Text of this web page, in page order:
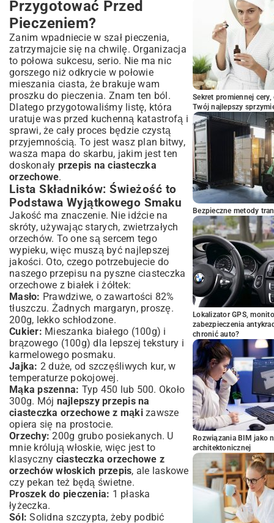
Orzechy w Diecie: Dlaczego Warto Jeść
Ciasteczka Orzechowe?
Podsumowanie: Delektuj Się Domowymi
Ciasteczkami Orzechowymi!
Przygotować Przed
Pieczeniem?
Zanim wpadniecie w szał pieczenia,
zatrzymajcie się na chwilę. Organizacja
to połowa sukcesu, serio. Nie ma nic
gorszego niż odkrycie w połowie
mieszania ciasta, że brakuje wam
proszku do pieczenia. Znam ten ból.
Dlatego przygotowaliśmy listę, która
uratuje was przed kuchenną katastrofą i
sprawi, że cały proces będzie czystą
przyjemnością. To jest wasz plan bitwy,
wasza mapa do skarbu, jakim jest ten
doskonały przepis na ciasteczka
orzechowe.
Lista Składników: Świeżość to
Podstawa Wyjątkowego Smaku
Jakość ma znaczenie. Nie idźcie na
skróty, używając starych, zwietrzałych
orzechów. To one są sercem tego
wypieku, więc muszą być najlepszej
jakości. Oto, czego potrzebujecie do
naszego przepisu na pyszne ciasteczka
orzechowe z białek i żółtek:
Masło: Prawdziwe, o zawartości 82%
tłuszczu. Żadnych margaryn, proszę.
200g, lekko schłodzone.
Cukier: Mieszanka białego (100g) i
brązowego (100g) dla lepszej tekstury i
karmelowego posmaku.
Jajka: 2 duże, od szczęśliwych kur, w
temperaturze pokojowej.
Mąka pszenna: Typ 450 lub 500. Około
300g. Mój najlepszy przepis na
ciasteczka orzechowe z mąkizawsze
opiera się na prostocie.
Orzechy: 200g grubo posiekanych. U
mnie królują włoskie, więc jest to
klasyczny ciasteczka orzechowe z
orzechów włoskich przepis, ale laskowe
czy pekan też będą świetne.
Proszek do pieczenia: 1 płaska
łyżeczka.
Sól: Solidna szczypta, żeby podbić
Sekret promiennej
Twój najlepszy
Bezpieczne metody
Lokalizator GPS,
zabezpieczenia
chronić auto?
Rozwiązania BIM jako
architektonicznej